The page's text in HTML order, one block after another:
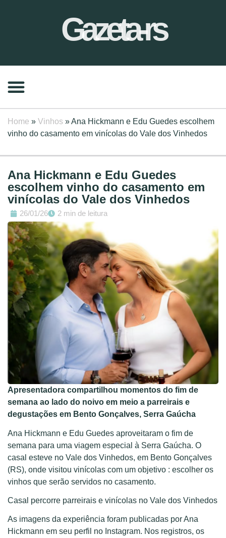
Gazeta-rs
Home » Vinhos »Ana Hickmann e Edu Guedes escolhem
vinho do casamento em vinícolas do Vale dos Vinhedos
Ana Hickmann e Edu Guedes
escolhem vinho do casamento em
vinícolas do Vale dos Vinhedos
26/01/26 2 min de leitura
Apresentadora compartilhou momentos do fim de
semana ao lado do noivo em meio a parreirais e
degustações em Bento Gonçalves, Serra Gaúcha
Ana Hickmann e Edu Guedes aproveitaram o fim de
semana para uma viagem especial à Serra Gaúcha. O
casal esteve no Vale dos Vinhedos, em Bento Gonçalves
(RS), onde visitou vinícolas com um objetivo : escolher os
vinhos que serão servidos no casamento.
Casal percorre parreirais e vinícolas no Vale dos Vinhedos
As imagens da experiência foram publicadas por Ana
Hickmann em seu perfil no Instagram. Nos registros, os